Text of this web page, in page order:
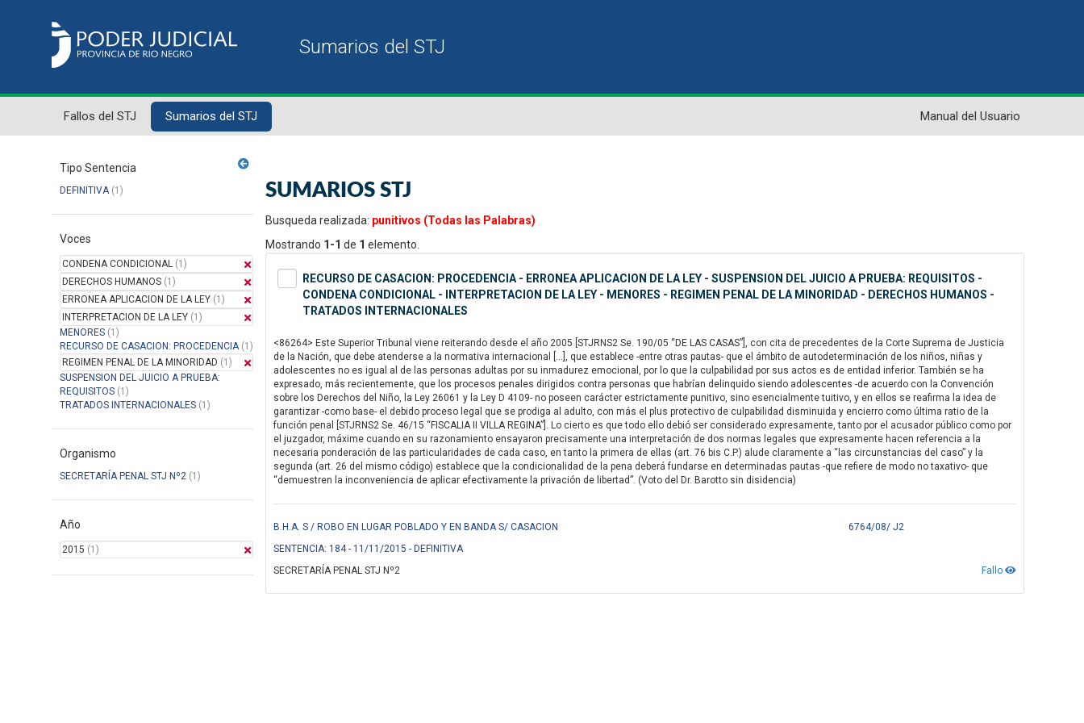
Fallos del STJ Sumarios del STJ Manual del Usuario
Tipo Sentencia
DEFINITIVA(1)
Voces
CONDENA CONDICIONAL (1)
DERECHOS HUMANOS (1)
ERRONEA APLICACION DE LA LEY (1)
INTERPRETACION DE LA LEY (1)
MENORES (1)
RECURSO DE CASACION: PROCEDENCIA(1)
REGIMEN PENAL DE LA MINORIDAD (1)
SUSPENSION DEL JUICIO A PRUEBA:
REQUISITOS (1)
TRATADOS INTERNACIONALES (1)
Organismo
SECRETARÍA PENAL STJ Nº2 (1)
Año
2015 (1)
SUMARIOS STJ
Busqueda realizada: punitivos (Todas las Palabras)
Mostrando 1-1 de 1 elemento.
RECURSO DE CASACION: PROCEDENCIA - ERRONEA APLICACION DE LA LEY - SUSPENSION DEL JUICIO A PRUEBA: REQUISITOS -
CONDENA CONDICIONAL - INTERPRETACION DE LA LEY - MENORES - REGIMEN PENAL DE LA MINORIDAD - DERECHOS HUMANOS -
TRATADOS INTERNACIONALES
<86264> Este Superior Tribunal viene reiterando desde el año 2005 [STJRNS2 Se. 190/05 “DE LAS CASAS”], con cita de precedentes de la Corte Suprema de Justicia
de la Nación, que debe atenderse a la normativa internacional […], que establece -entre otras pautas- que el ámbito de autodeterminación de los niños, niñas y
adolescentes no es igual al de las personas adultas por su inmadurez emocional, por lo que la culpabilidad por sus actos es de entidad inferior. También se ha
expresado, más recientemente, que los procesos penales dirigidos contra personas que habrían delinquido siendo adolescentes -de acuerdo con la Convención
sobre los Derechos del Niño, la Ley 26061 y la Ley D 4109- no poseen carácter estrictamente punitivo, sino esencialmente tuitivo, y en ellos se reafirma la idea de
garantizar -como base- el debido proceso legal que se prodiga al adulto, con más el plus protectivo de culpabilidad disminuida y encierro como última ratio de la
función penal [STJRNS2 Se. 46/15 “FISCALIA II VILLA REGINA”]. Lo cierto es que todo ello debió ser considerado expresamente, tanto por el acusador público como por
el juzgador, máxime cuando en su razonamiento ensayaron precisamente una interpretación de dos normas legales que expresamente hacen referencia a la
necesaria ponderación de las particularidades de cada caso, en tanto la primera de ellas (art. 76 bis C.P.) alude claramente a “las circunstancias del caso” y la
segunda (art. 26 del mismo código) establece que la condicionalidad de la pena deberá fundarse en determinadas pautas -que refiere de modo no taxativo- que
“demuestren la inconveniencia de aplicar efectivamente la privación de libertad”. (Voto del Dr. Barotto sin disidencia)
B.H.A. S / ROBO EN LUGAR POBLADO Y EN BANDA S/ CASACION
6764/08/ J2
SENTENCIA: 184 - 11/11/2015 - DEFINITIVA
Fallo
SECRETARÍA PENAL STJ Nº2